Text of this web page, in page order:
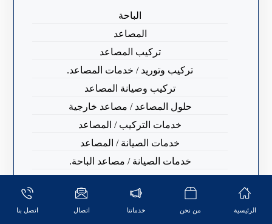
الباحة
المصاعد
تركيب المصاعد
تركيب وتوريد / خدمات المصاعد.
تركيب وصيانة المصاعد
حلول المصاعد / مصاعد خارجية
خدمات التركيب / المصاعد
خدمات الصيانة / المصاعد
خدمات الصيانة / مصاعد الباحة.
خدمات المصاعد / تركيب وتأسيس
صيانة المصاعد
الرئيسية من نحن خدماتنا اتصال اتصل بنا